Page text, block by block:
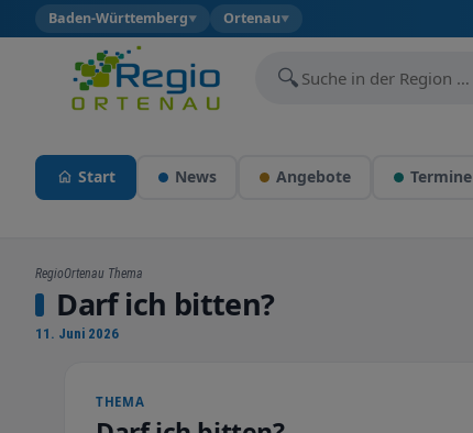
Baden-Württemberg▼ Ortenau▼
🔍
Start News Angebote Termine
RegioOrtenau Thema
Darf ich bitten?
11. Juni 2026
THEMA